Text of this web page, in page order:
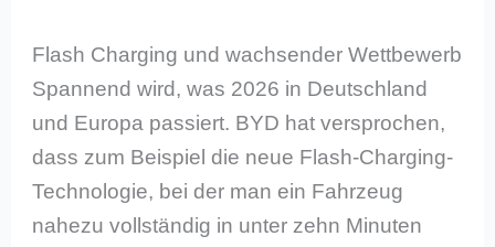
Flash Charging und wachsender Wettbewerb
Spannend wird, was 2026 in Deutschland
und Europa passiert. BYD hat versprochen,
dass zum Beispiel die neue Flash-Charging-
Technologie, bei der man ein Fahrzeug
nahezu vollständig in unter zehn Minuten